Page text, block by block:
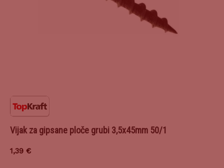
Vijak za gipsane ploče grubi 3,5x45mm 50/1
1,39 €